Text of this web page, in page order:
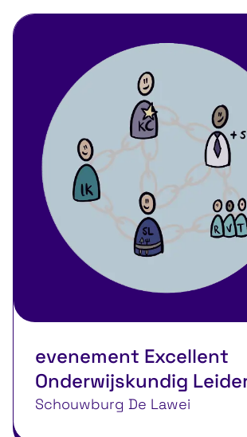
evenement Excellent
Onderwijskundig
Schouwburg De Lawei